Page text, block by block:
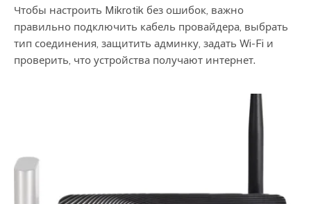
Чтобы настроить Mikrotik без ошибок, важно
правильно подключить кабель провайдера, выбрать
тип соединения, защитить админку, задать Wi-Fi и
проверить, что устройства получают интернет.